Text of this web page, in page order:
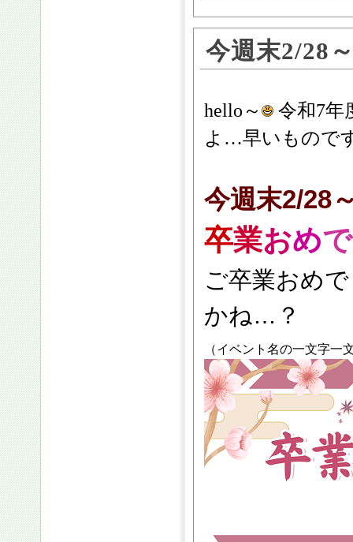
今週末2/28
hello～
令和7年
よ…早いもので
今週末2/28
卒業おめで
ご卒業おめ
かね…？
（イベント名の一文字